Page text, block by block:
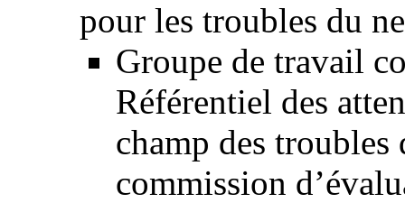
pour les troubles du
Groupe de travail
Référentiel des
champ des
commission